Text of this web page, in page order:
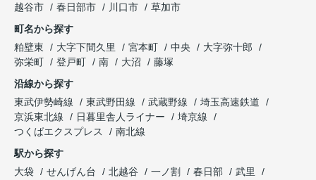
越谷市
春日部市 川口市
草加市
町名から探す
粕壁東
大字下間久里 宮本町 中央
大字弥十郎
弥栄町
登戸町 南 大沼
藤塚
沿線から探す
東武伊勢崎線
東武野田線 武蔵野線
埼玉高速鉄道
京浜東北線
日暮里舎人ライナー
埼京線
つくばエクスプレス
南北線
駅から探す
大袋
せんげん台 北越谷 一ノ割 春日部
武里